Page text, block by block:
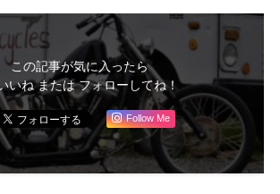
よかったらシェアしてね